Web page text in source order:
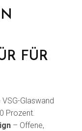
FÜR
VSG-Glaswand
Prozent.
– Offene,